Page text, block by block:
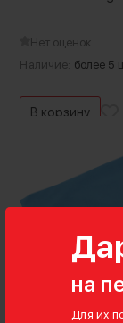
на
Для их
Нет оценок
Наличие: более 5
В корзину